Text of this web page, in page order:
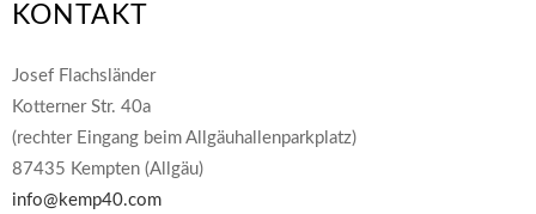
KONTAKT
Josef Flachsländer
Kotterner Str. 40a
(rechter Eingang beim Allgäuhallenparkplatz)
87435 Kempten (Allgäu)
info@kemp40.com